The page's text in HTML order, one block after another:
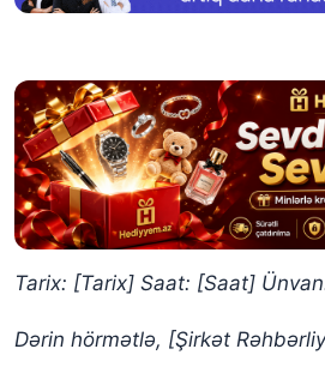
Tarix: [Tarix] Saat: [Saat]
Dərin hörmətlə, [Şirkət